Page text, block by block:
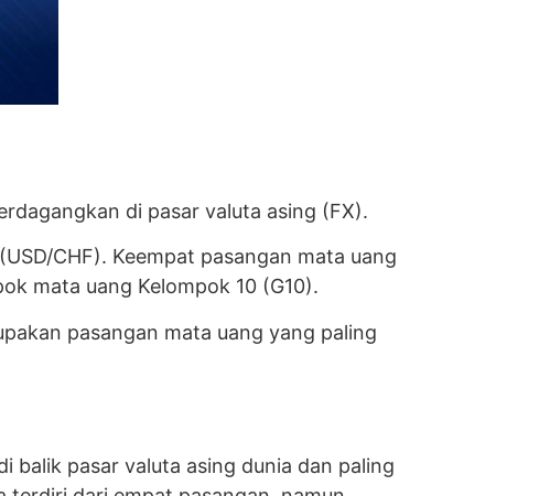
di pasar valuta asing (FX).
CHF). Keempat pasangan mata uang
mata uang Kelompok 10 (G10).
pasangan mata uang yang paling
balik pasar valuta asing dunia dan paling